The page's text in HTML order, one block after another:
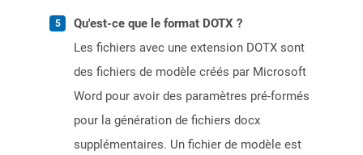
Qu'est-ce que le format DOTX ?
Les fichiers avec une extension DOTX sont
des fichiers de modèle créés par Microsoft
Word pour avoir des paramètres pré-formés
pour la génération de fichiers docx
supplémentaires. Un fichier de modèle est